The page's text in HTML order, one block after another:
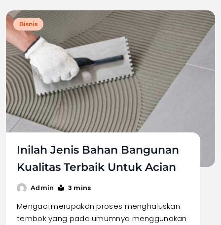
Bisnis
Inilah Jenis Bahan Bangunan
Kualitas Terbaik Untuk Acian
Admin 3 mins
Mengaci merupakan proses menghaluskan
tembok yang pada umumnya menggunakan